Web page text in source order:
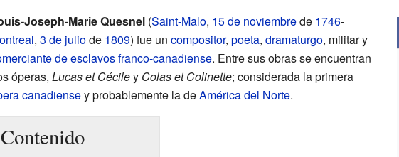
Joseph-Marie Quesnel(Saint-Malo, 15 de noviembrede 1746-
, 3 de juliode 1809) fue un compositor, poeta, dramaturgo, militar y
de esclavosfranco-canadiense. Entre sus obras se encuentran
óperas, Lucas et Céciley Colas et Colinette; considerada la primera
canadiensey probablemente la deAmérica del Norte.
Contenido